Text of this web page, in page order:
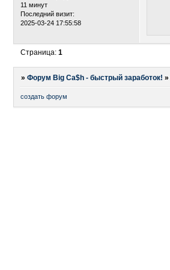
11 минут
Последний визит:
2025-03-24 17:55:58
Страница: 1
» Форум Big Ca$h - быстрый заработок! »
создать форум